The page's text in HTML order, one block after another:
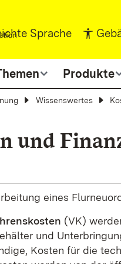
Sprache
Produkte
Wissenswertes
und
eines
(VK)
und
Kosten für die